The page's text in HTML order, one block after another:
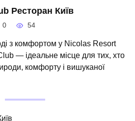
Ресторан Київ
0 54
з комфортом у Nicolas Resort
— ідеальне місце для тих, хто
комфорту і вишуканої